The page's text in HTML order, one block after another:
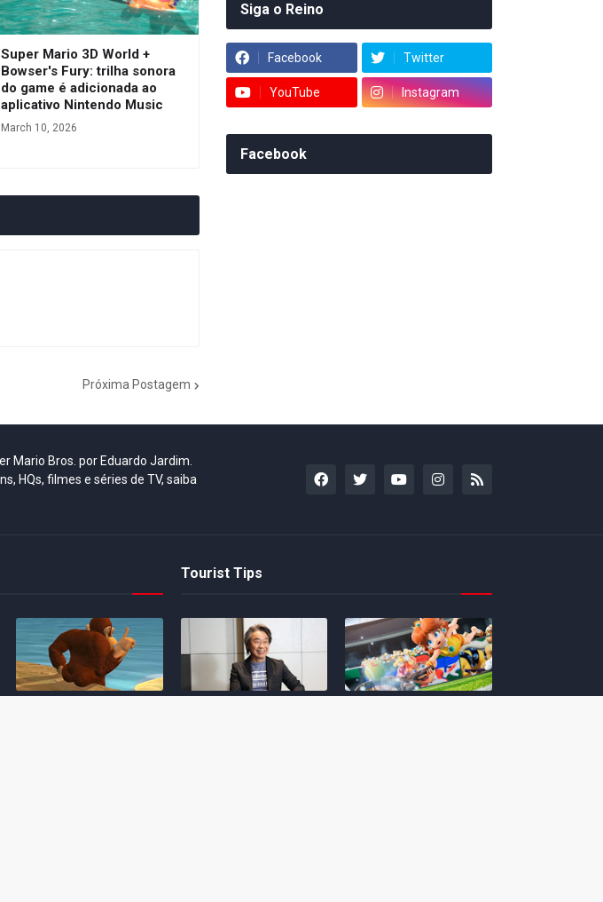
Super Mario 3D World +
Bowser's Fury: trilha sonora
do game é adicionada ao
aplicativo Nintendo Music
March 10, 2026
Próxima Postagem
Siga o Reino
Facebook Twitter
YouTube Instagram
Facebook
Mario Bros. por Eduardo Jardim.
HQs, filmes e séries de TV, saiba
Tourist Tips